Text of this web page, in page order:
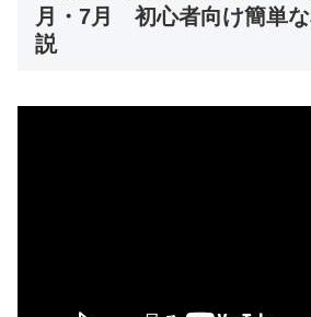
月・7月 初心者向け簡単
説